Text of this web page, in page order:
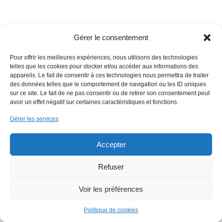
Gérer le consentement
Pour offrir les meilleures expériences, nous utilisons des technologies
telles que les cookies pour stocker et/ou accéder aux informations des
appareils. Le fait de consentir à ces technologies nous permettra de traiter
des données telles que le comportement de navigation ou les ID uniques
sur ce site. Le fait de ne pas consentir ou de retirer son consentement peut
avoir un effet négatif sur certaines caractéristiques et fonctions.
Gérer les services
Accepter
Refuser
Voir les préférences
Politique de cookies
Copyright 2018 EmWeb.xyz - Mentions légales